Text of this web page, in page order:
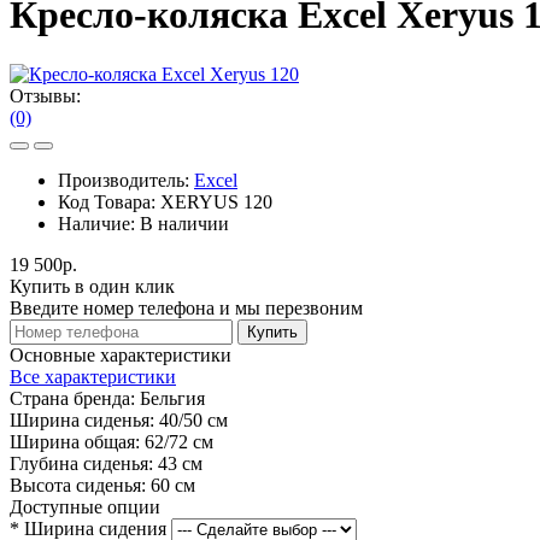
Кресло-коляска Excel Xeryus
Отзывы:
(0)
Производитель: Excel
Код Товара: XERYUS 120
Наличие: В наличии
19 500р.
Купить в один клик
Введите номер телефона и мы перезвоним
Купить
Основные характеристики
Все характеристики
Страна бренда: Бельгия
Ширина сиденья: 40/50 см
Ширина общая: 62/72 см
Глубина сиденья: 43 см
Высота сиденья: 60 см
Доступные опции
* Ширина сидения